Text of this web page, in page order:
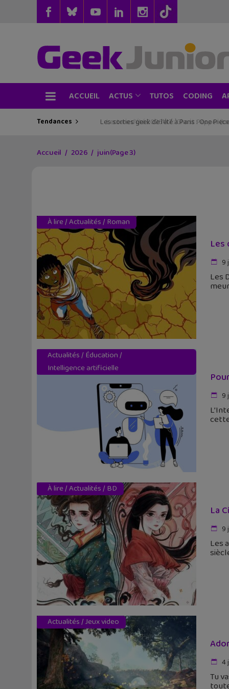
ACCUEIL ACTUS TUTOS CODING
Tendances Les sorties geek de l’été à Paris : One
Accueil 2026 juin(Page 3)
À lire/Actualités/ Roman
Les
9
Les
Actualités/ Éducation/
Intelligence artificielle
9
À lire/Actualités/ BD
La
9
Les
Actualités/Jeux video
4
Tu